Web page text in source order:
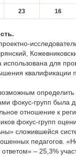
23 16
для
квалификации
фокус-групп была
отношение к
фокус-групп
сложившейся
педагогов.
– 25,3%